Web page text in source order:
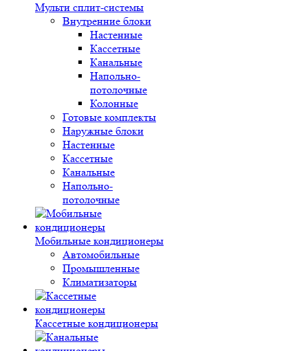
Мульти сплит-системы
Внутренние блоки
Настенные
Кассетные
Канальные
Напольно-
потолочные
Колонные
Готовые комплекты
Наружные блоки
Настенные
Кассетные
Канальные
Напольно-
потолочные
Мобильные кондиционеры
Автомобильные
Промышленные
Климатизаторы
Кассетные кондиционеры